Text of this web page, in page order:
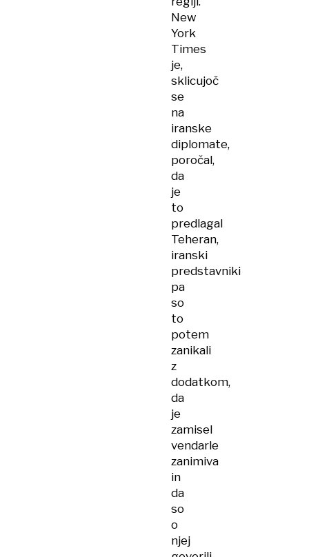
New
York
Times
je,
sklicujoč
se
na
iranske
diplomate,
poročal,
da
je
to
predlagal
Teheran,
iranski
predstavniki
pa
so
to
potem
zanikali
z
dodatkom,
da
je
zamisel
vendarle
zanimiva
in
da
so
o
njej